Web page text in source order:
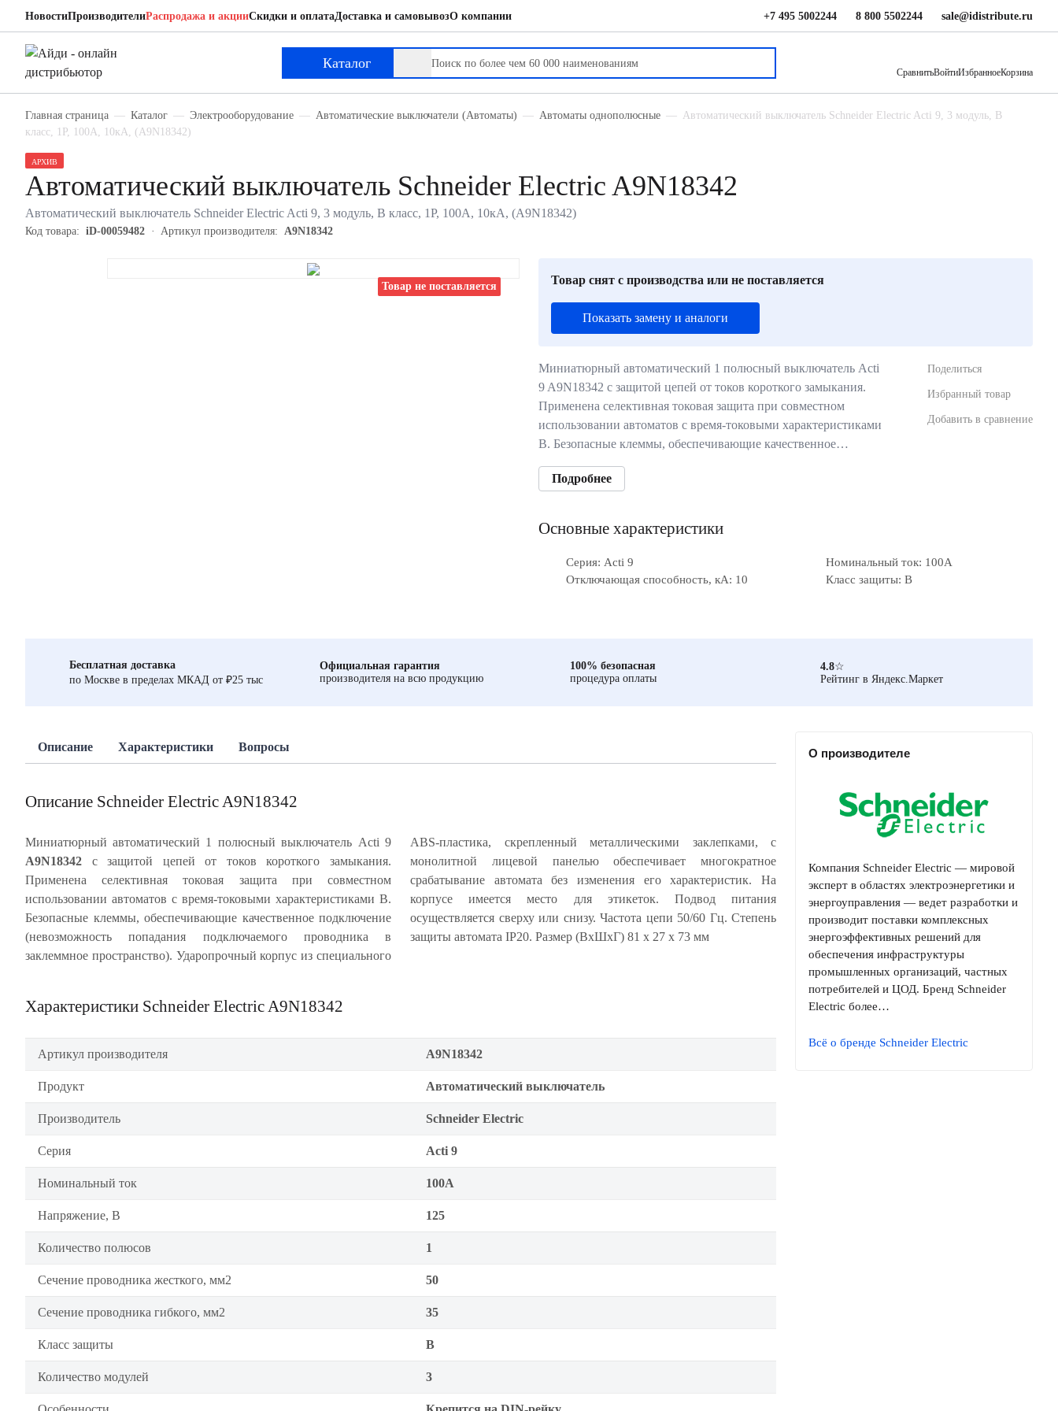
НовостиПроизводителиРаспродажа и акцииСкидки и оплатаДоставка и самовывозО компании +7 495 5002244 8 800 5502244 sale@idistribute.ru
Каталог
СравнитьВойтиИзбранноеКорзина
Главная страница Каталог Электрооборудование Автоматические выключатели (Автоматы) Автоматы однополюсные
Автоматический выключатель Schneider Electric Acti 9, 3 модуль, B
класс, 1P, 100А, 10кА, (A9N18342)
Товар не поставляется
АРХИВ
Автоматический выключатель Schneider Electric A9N18342
Автоматический выключатель Schneider Electric Acti 9, 3 модуль, B класс, 1P, 100А, 10кА, (A9N18342)
Код товара: iD-00059482 Артикул производителя: A9N18342
Товар снят с производства или не поставляется
Показать замену и аналоги
Миниатюрный автоматический 1 полюсный выключатель Acti
9 A9N18342 с защитой цепей от токов короткого замыкания.
Применена селективная токовая защита при совместном
использовании автоматов с время-токовыми характеристиками
В. Безопасные клеммы, обеспечивающие качественное…
Подробнее
Поделиться
Избранный товар
Добавить в сравнение
Основные характеристики
Серия: Acti 9
Номинальный ток: 100А
Отключающая способность, кА: 10
Класс защиты: B
Бесплатная доставка
по Москве в пределах МКАД от ₽25 тыс
Официальная гарантия
производителя на всю продукцию
100% безопасная
процедура оплаты
4.8☆
Рейтинг в Яндекс.Маркет
Описание Характеристики Вопросы
Описание Schneider Electric A9N18342
Миниатюрный автоматический 1 полюсный выключатель Acti 9
A9N18342 с защитой цепей от токов короткого замыкания.
Применена селективная токовая защита при совместном
использовании автоматов с время-токовыми характеристиками В.
Безопасные клеммы, обеспечивающие качественное подключение
(невозможность попадания подключаемого проводника в
заклеммное пространство). Ударопрочный корпус из специального
ABS-пластика, скрепленный металлическими заклепками, с
монолитной лицевой панелью обеспечивает многократное
срабатывание автомата без изменения его характеристик. На
корпусе имеется место для этикеток. Подвод питания
осуществляется сверху или снизу. Частота цепи 50/60 Гц. Степень
защиты автомата IP20. Размер (ВхШхГ) 81 х 27 х 73 мм
Характеристики Schneider Electric A9N18342
Артикул производителя A9N18342
Продукт Автоматический выключатель
Производитель Schneider Electric
Серия Acti 9
Номинальный ток 100А
Напряжение, В 125
Количество полюсов 1
Сечение проводника жесткого, мм2 50
Сечение проводника гибкого, мм2 35
Класс защиты B
Количество модулей 3
О производителе
Компания Schneider Electric — мировой
эксперт в областях электроэнергетики и
энергоуправления — ведет разработки и
производит поставки комплексных
энергоэффективных решений для
обеспечения инфраструктуры
промышленных организаций, частных
потребителей и ЦОД. Бренд Schneider
Electric более…
Всё о бренде Schneider Electric
Schneider Electric A9N18342
Автоматический выключатель